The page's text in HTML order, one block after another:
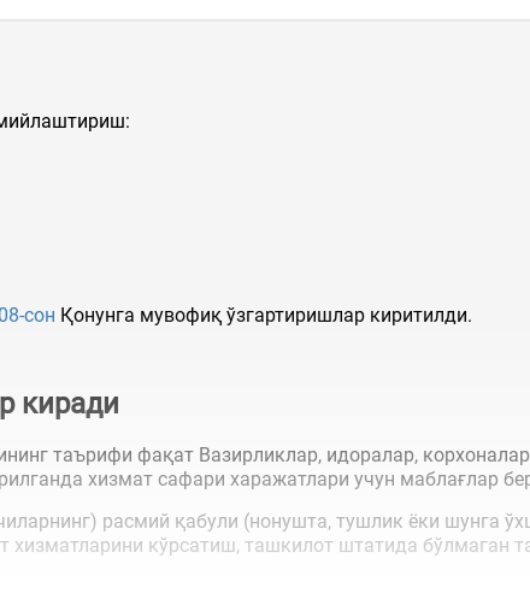
сон Қонунга мувофиқ ўзгартиришлар киритилди.
киради
таърифи фақат Вазирликлар, идоралар,
хизмат сафари харажатлари учун маблағлар
расмий қабули (нонушта, тушлик ёки шунга
хизматларини кўрсатиш, ташкилот штатида бўлмаган